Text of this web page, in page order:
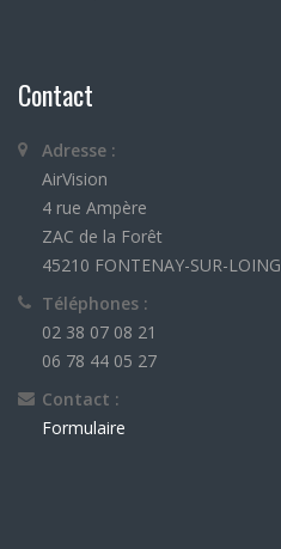
Contact
Adresse :
AirVision
4 rue Ampère
ZAC de la Forêt
45210 FONTENAY-SUR-LOING
Téléphones :
02 38 07 08 21
06 78 44 05 27
Contact :
Formulaire